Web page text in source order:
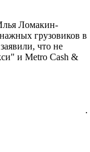
Ломакин-
грузовиков в
что не
и Metro Cash &
.